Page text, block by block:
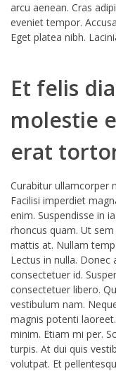
arcu aenean. Cras
eveniet tempor.
Eget platea nibh.
Et felis
molestie
erat
Curabitur ullamcorper
Facilisi imperdiet
enim. Suspendisse in
rhoncus quam. Ut
mattis at. Nullam
Lectus in nulla. Donec
consectetuer id.
consectetuer libero.
vestibulum nam.
magnis potenti
minim. Etiam mi per.
turpis. At dui quis
volutpat. Et